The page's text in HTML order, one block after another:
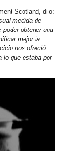
Scotland, dijo:
medida de
obtener una
mejor la
nos ofreció
lo que estaba por